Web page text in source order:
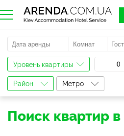
Уровень квартиры
Район Метро
Поиск квартир